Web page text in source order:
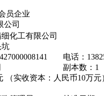
员企业
公司
化工有限公司
坑
电话：
副本数：1
（实收资本：人民币10万元